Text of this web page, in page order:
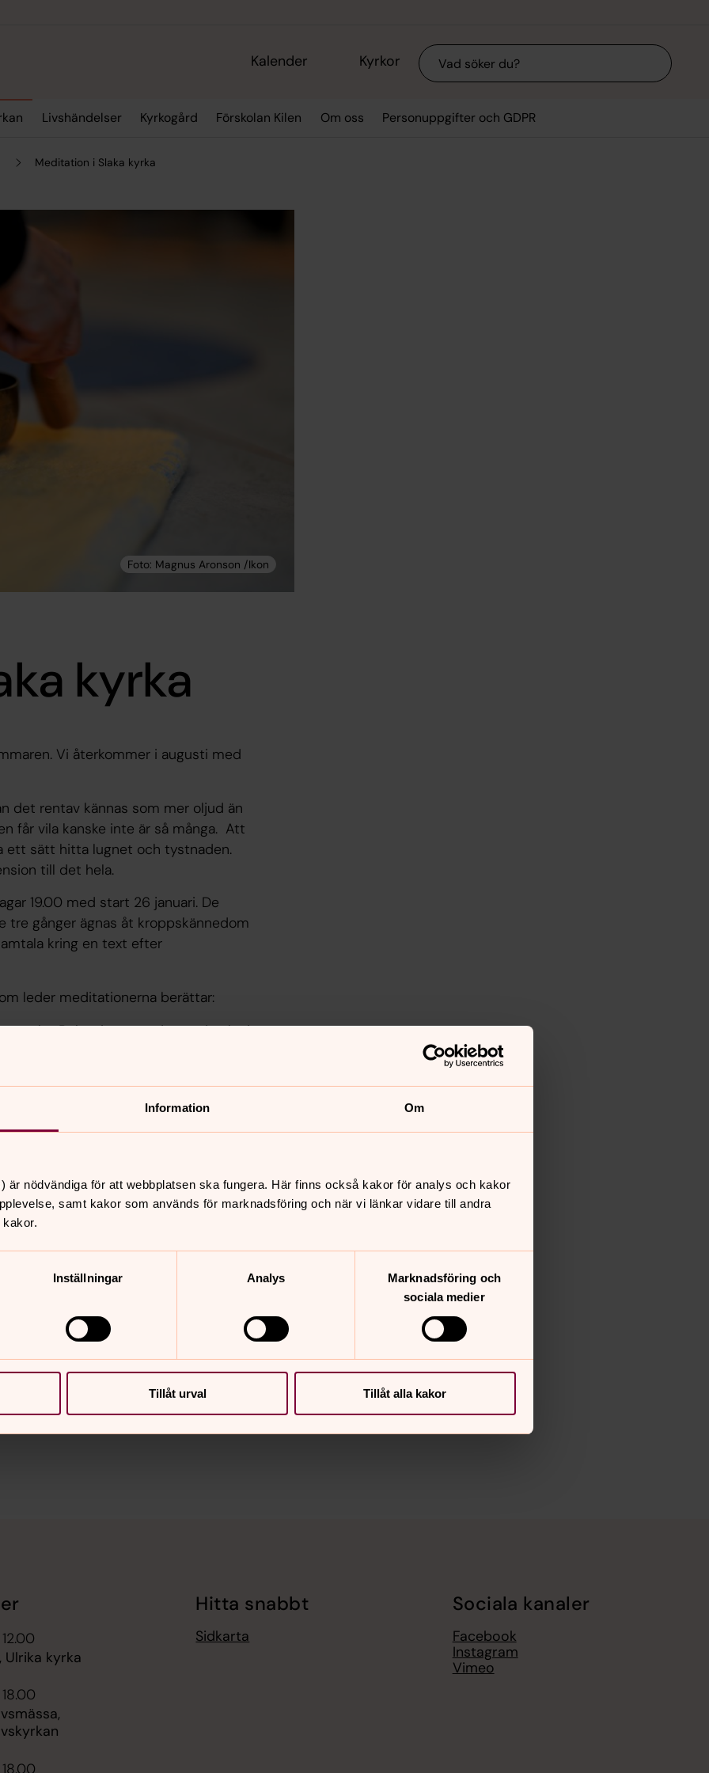
Information Om
är nödvändiga för att webbplatsen ska fungera. Här finns också kakor för analys och kakor
samt kakor som används för marknadsföring och när vi länkar vidare till andra
Inställningar Analys
Marknadsföring och
sociala medier
Tillåt urval Tillåt alla kakor
Kalender Kyrkor Sök
Livshändelser Kyrkogård Förskolan Kilen Om oss Personuppgifter och GDPR
Meditation i Slaka kyrka
kyrka
Vi återkommer i augusti med
det rentav kännas som mer oljud än
får vila kanske inte är så många. Att
ett sätt hitta lugnet och tystnaden.
till det hela.
19.00 med start 26 januari. De
tre gånger ägnas åt kroppskännedom
kring en text efter
leder meditationerna berättar:
stolar. Belysningen är dämpad och vi
upplevelse av kyrkorummet. Det
tankar, men ändå upplever vi en
pass, två sittande och ett gående.
kanske en extra tröja eftersom det
finns på plats. Meditationskvällarna
kontakta Annika på
Ulrika kyrka
Hitta snabbt
Sidkarta
Sociala kanaler
Facebook
Instagram
Vimeo